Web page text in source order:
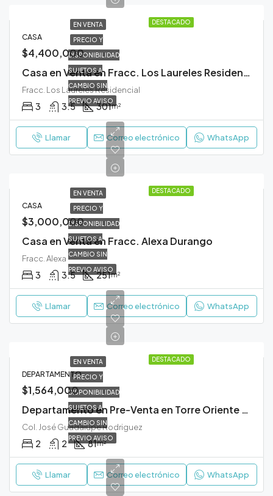
DESTACADO
EN VENTA
PRECIO Y
DISPONIBILIDAD
SUJETOS A
CAMBIO SIN
PREVIO AVISO
CASA
$4,400,000
Casa en Venta en Fracc. Los Laureles Residencial Durango
Fracc. Los Laureles Residencial
3 3.5 301m²
Llamar Correo electrónico WhatsApp
DESTACADO
EN VENTA
PRECIO Y
DISPONIBILIDAD
SUJETOS A
CAMBIO SIN
PREVIO AVISO
CASA
$3,000,000
Casa en Venta en Fracc. Alexa Durango
Fracc. Alexa
3 3.5 251m²
Llamar Correo electrónico WhatsApp
DESTACADO
EN VENTA
PRECIO Y
DISPONIBILIDAD
SUJETOS A
CAMBIO SIN
PREVIO AVISO
DEPARTAMENTO
$1,564,000
Departamento en Pre-Venta en Torre Oriente Durango
Col. José Guadalupe Rodriguez
2 2 81m²
Llamar Correo electrónico WhatsApp